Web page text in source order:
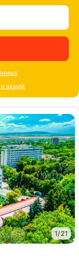
акций
1/21